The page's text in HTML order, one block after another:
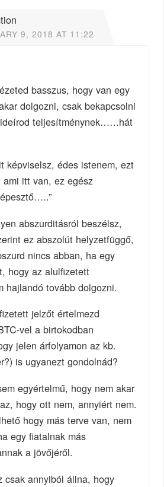
9, 2018 AT 11:22
basszus, hogy van egy
dolgozni, csak bekapcsolni
teljesítménynek……hát
képviselsz, édes istenem, ezt
ami itt van, ez egész
abszurditásról beszélsz,
ez abszolút helyzetfüggő,
nincs abban, ha egy
hogy az alulfizetett
hajlandó tovább dolgozni.
jelzőt értelmezd
vel a birtokodban
jelen árfolyamon az kb.
is ugyanezt gondolnád?
egyértelmű, hogy nem akar
hogy ott nem, annyiért nem.
hogy más terve van, nem
egy fiatalnak más
a jövőjéről.
csak annyiból állna, hogy